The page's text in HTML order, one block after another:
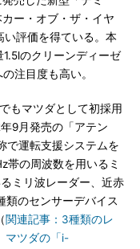
ー・オブ・ザ・イヤ
い評価を得ている。本
のクリーンディーゼ
注目度も高い。
もマツダとして初採用
9月発売の「アテン
で運転支援システムを
帯の周波数を用いるミ
ミリ波レーダー、近赤
類のセンサーデバイス
関連記事：3種類のレ
マツダの「i-